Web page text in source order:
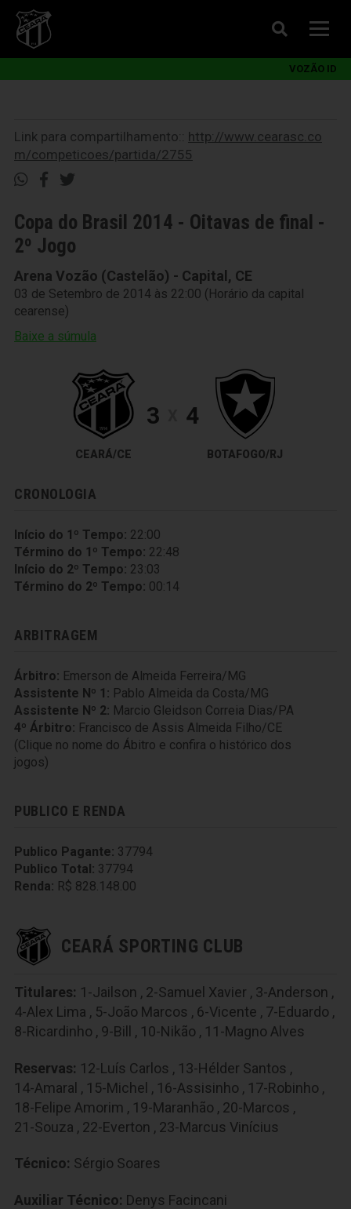
VOZÃO ID
Link para compartilhamento:: http://www.cearasc.co
m/competicoes/partida/2755
Copa do Brasil 2014 - Oitavas de final -
2º Jogo
Arena Vozão (Castelão) - Capital, CE
03 de Setembro de 2014 às 22:00 (Horário da capital
cearense)
Baixe a súmula
CEARÁ/CE
3 4
BOTAFOGO/RJ
CRONOLOGIA
Início do 1º Tempo: 22:00
Término do 1º Tempo: 22:48
Início do 2º Tempo: 23:03
Término do 2º Tempo: 00:14
ARBITRAGEM
Árbitro: Emerson de Almeida Ferreira/MG
Assistente Nº 1: Pablo Almeida da Costa/MG
Assistente Nº 2: Marcio Gleidson Correia Dias/PA
4º Árbitro: Francisco de Assis Almeida Filho/CE
(Clique no nome do Ábitro e confira o histórico dos
jogos)
PUBLICO E RENDA
Publico Pagante: 37794
Publico Total: 37794
Renda: R$ 828.148.00
CEARÁ SPORTING CLUB
Titulares: 1-Jailson , 2-Samuel Xavier , 3-Anderson ,
4-Alex Lima , 5-João Marcos , 6-Vicente , 7-Eduardo ,
8-Ricardinho , 9-Bill , 10-Nikão , 11-Magno Alves
Reservas: 12-Luís Carlos , 13-Hélder Santos ,
14-Amaral , 15-Michel , 16-Assisinho , 17-Robinho ,
18-Felipe Amorim , 19-Maranhão , 20-Marcos ,
21-Souza , 22-Everton , 23-Marcus Vinícius
Técnico: Sérgio Soares
Auxiliar Técnico: Denys Facincani